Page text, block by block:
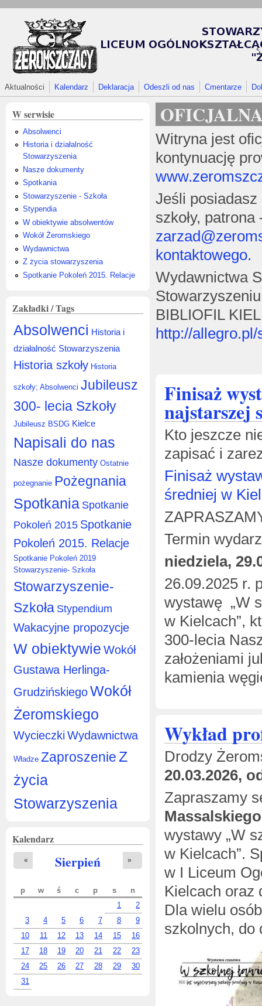
Aktualności Kalendarz Deklaracja Odeszli od nas Cmentarze
W serwisie
Absolwenci
Historia i działalność
Stowarzyszenia
Nasze dokumenty
Spotkania
Stowarzyszenie - Szkoła
Stypendia
W obiektywie absolwentów
Wokół Żeromskiego
Wydawnictwa
Z życia stowarzyszenia
Spotkanie Pokoleń 2015. Relacje
Zakładki / Tags
Absolwenci Historia i
działalność Stowarzyszenia
Historia szkoły Historia
szkoły; Absolwenci Jubileusz
300- lecia Szkoły
Jubileusz BSDG Kielce
Napisali do nas
Nasze dokumenty Ostatnie
pożegnanie Pożegnania
Spotkania Spotkanie
Pokoleń 2015 Spotkanie
Pokoleń 2015. Relacje
Spotkanie Pokoleń 2019
Stowarzyszenie- Szkoła
Stowarzyszenie-
Szkoła Stypendium
Wakacyjne propozycje
W obiektywie Wokół
Gustawa Herlinga-
GrudzińskiegoWokół
Żeromskiego
Wycieczki Wydawnictwa
Władze ZaproszenieZ
życia
Stowarzyszenia
Kalendarz
Sierpień
« »
p w ś c p s
n
1
2
3
4 5 6 7 8
9
10
11 12 13 14 15
16
17
18 19 20 21 22
23
24
25 26 27 28 29
30
31
Witryna jest
kontynuację
Jeśli
szkoły,
kontaktowego.
Wydawnictwa
BIBLIOFIL
http://
Finisaż
najstarszej
Kto jeszcze
zapisać i
Finisaż
średniej w
Termin
niedziela,
26.09.2025 r.
wystawę „W
w Kielcach”,
300-lecia
założeniami
kamienia
Wykład
Drodzy
20.03.2026,
Zapraszamy
Massalskiego
wystawy „W
w Kielcach”.
w I Liceum
Kielcach oraz
Dla wielu
szkolnych, do